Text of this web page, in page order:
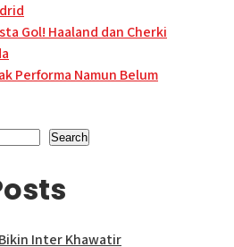
Gol! Haaland dan Cherki
Performa Namun Belum
Search
Inter Khawatir